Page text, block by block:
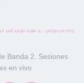
Banda 2. Sesiones
en vivo